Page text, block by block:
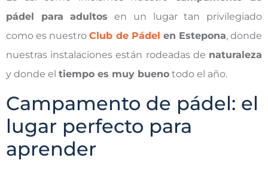
pádel para adultos en un lugar tan privilegiado
como es nuestroClub de Pádel en Estepona, donde
nuestras instalaciones están rodeadas de naturaleza
y donde el tiempo es muy bueno todo el año.
Campamento de pádel: el
lugar perfecto para
aprender